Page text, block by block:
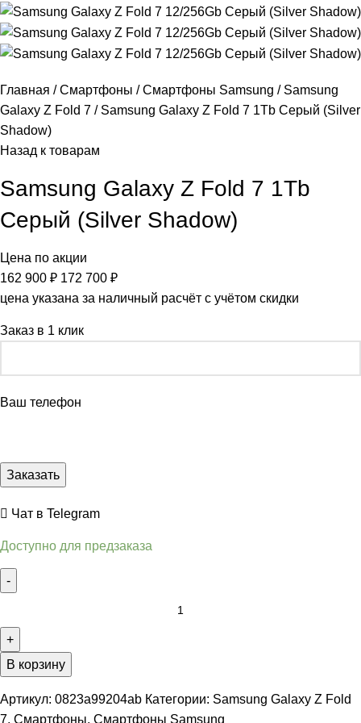
Главная Смартфоны Смартфоны Samsung
Samsung
Galaxy Z Fold 7
Samsung Galaxy Z Fold 7 1Tb Серый (Silver
Shadow)
Назад к товарам
Samsung Galaxy Z Fold 7 1Tb
Серый (Silver Shadow)
Цена по акции
162 900 ₽ 172 700 ₽
цена указана за наличный расчёт с учётом скидки
Заказ в 1 клик
Ваш телефон
Чат в Telegram
Доступно для предзаказа
В корзину
Артикул: 0823a99204ab Категории: Samsung Galaxy Z Fold
7, Смартфоны, Смартфоны Samsung